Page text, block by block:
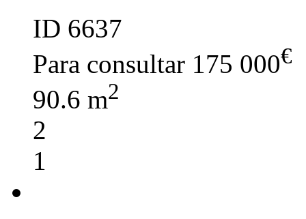
ID 6637
Para consultar 175 000€
90.6 m2
2
1